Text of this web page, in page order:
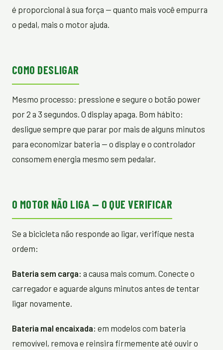
é proporcional à sua força — quanto mais você empurra
o pedal, mais o motor ajuda.
COMO DESLIGAR
Mesmo processo: pressione e segure o botão power
por 2 a 3 segundos. O display apaga. Bom hábito:
desligue sempre que parar por mais de alguns minutos
para economizar bateria — o display e o controlador
consomem energia mesmo sem pedalar.
O MOTOR NÃO LIGA — O QUE VERIFICAR
Se a bicicleta não responde ao ligar, verifique nesta
ordem:
Bateria sem carga: a causa mais comum. Conecte o
carregador e aguarde alguns minutos antes de tentar
ligar novamente.
Bateria mal encaixada: em modelos com bateria
removível, remova e reinsira firmemente até ouvir o